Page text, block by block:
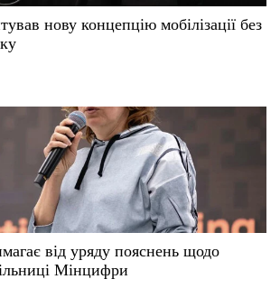
нову концепцію мобілізації без
від уряду пояснень щодо
Мінцифри